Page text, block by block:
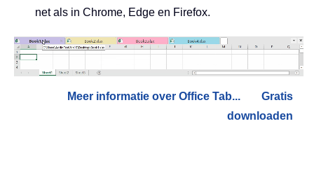
net als in Chrome, Edge en Firefox.
Meer informatie over Office Tab...
Gratis
downloaden